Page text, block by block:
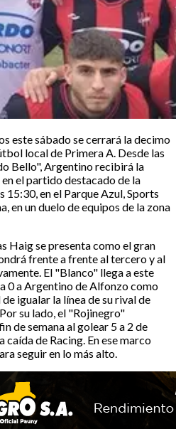
este sábado se cerrará la decimo
local de Primera A. Desde las
Bello", Argentino recibirá la
el partido destacado de la
15:30, en el Parque Azul, Sports
en un duelo de equipos de la zona
Haig se presenta como el gran
frente a frente al tercero y al
El "Blanco" llega a este
0 a Argentino de Alfonzo como
igualar la línea de su rival de
su lado, el "Rojinegro"
de semana al golear 5 a 2 de
de Racing. En ese marco
seguir en lo más alto.